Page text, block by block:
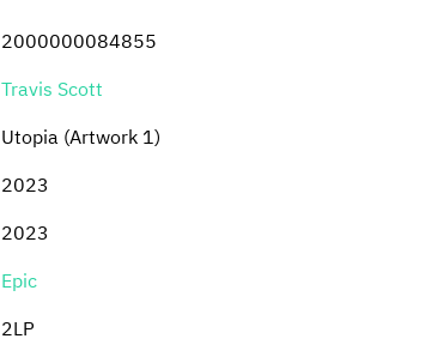
2000000084855
Travis Scott
Utopia (Artwork 1)
2023
2023
Epic
2LP